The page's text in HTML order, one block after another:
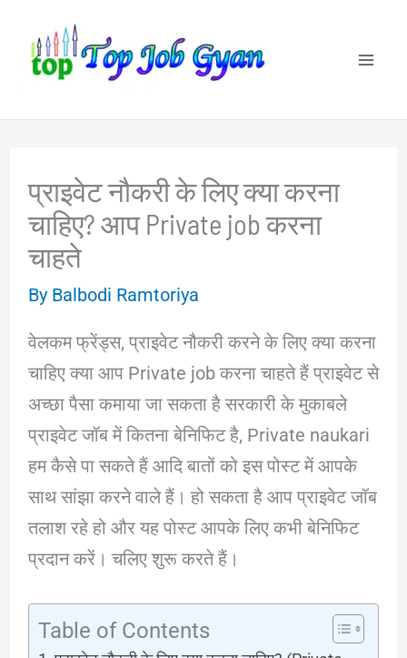
content
प्राइवेट नौकरी के लिए क्या करना
चाहिए? आप Private job करना
चाहते
By Balbodi Ramtoriya
वेलकम फ्रेंड्स, प्राइवेट नौकरी करने के लिए क्या करना
चाहिए क्या आप Private job करना चाहते हैं प्राइवेट से
अच्छा पैसा कमाया जा सकता है सरकारी के मुकाबले
प्राइवेट जॉब में कितना बेनिफिट है, Private naukari
हम कैसे पा सकते हैं आदि बातों को इस पोस्ट में आपके
साथ सांझा करने वाले हैं। हो सकता है आप प्राइवेट जॉब
तलाश रहे हो और यह पोस्ट आपके लिए कभी बेनिफिट
प्रदान करें। चलिए शुरू करते हैं।
Table of Contents